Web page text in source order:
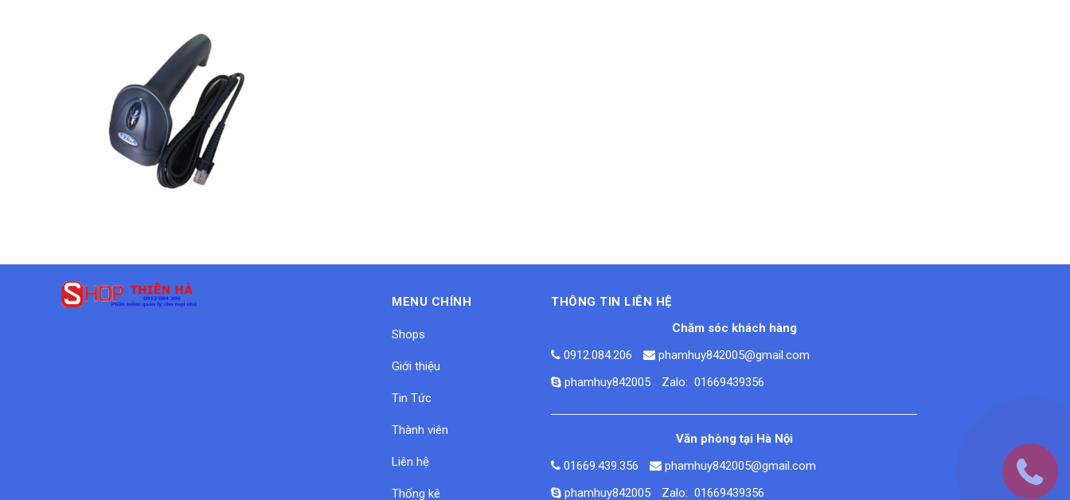
1.600.000 VND
MENU CHÍNH
Shops
Giới thiệu
Tin Tức
Thành viên
Liên hệ
Thống kê
THÔNG TIN LIÊN HỆ
Chăm sóc khách hàng
0912.084.206
phamhuy842005@gmail.com
phamhuy842005
Zalo: 01669439356
Văn phòng tại Hà Nội
01669.439.356
phamhuy842005@gmail.com
phamhuy842005
Zalo: 01669439356